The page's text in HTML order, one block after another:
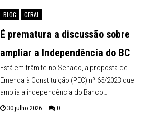
BLOG GERAL
É prematura a discussão sobre
ampliar a Independência do BC
Está em trâmite no Senado, a proposta de
Emenda à Constituição (PEC) nº 65/2023 que
amplia a independência do Banco…
30 julho 2026 0